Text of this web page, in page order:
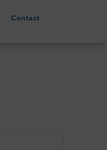
Contact